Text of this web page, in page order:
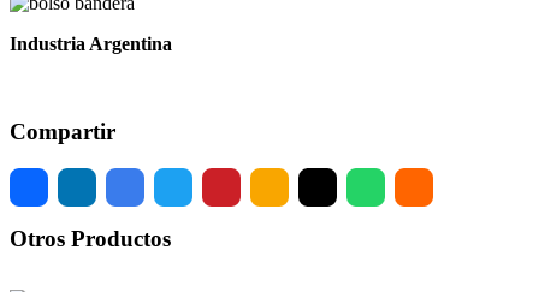
Industria Argentina
Compartir
Otros Productos